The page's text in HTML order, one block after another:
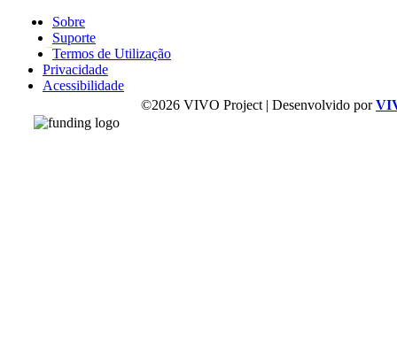
Sobre
Suporte
Termos de Utilização
Privacidade
Acessibilidade
©2026 VIVO Project | Desenvolvido por